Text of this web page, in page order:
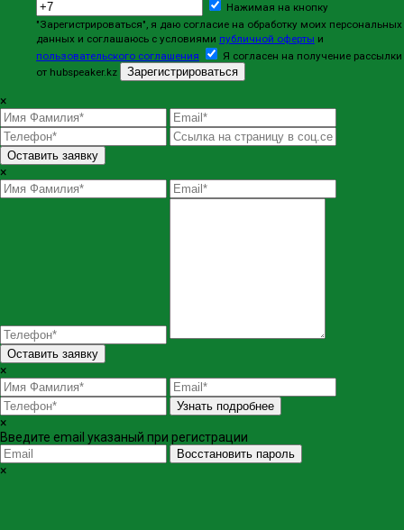
Нажимая на кнопку
"Зарегистрироваться", я даю согласие на обработку моих персональных
данных и соглашаюсь с условиями публичной оферты и
пользовательского соглашения
Я согласен на получение рассылки
от hubspeaker.kz
Зарегистрироваться
×
Оставить заявку
×
Оставить заявку
×
Узнать подробнее
×
Введите email указаный при регистрации
Восстановить пароль
×